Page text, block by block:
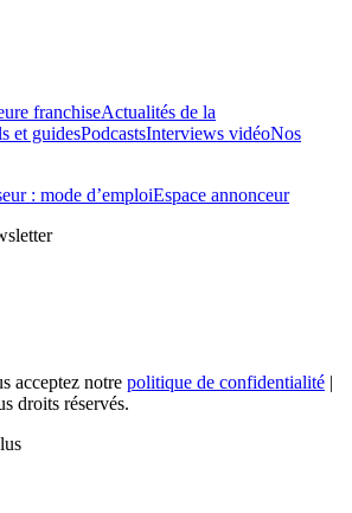
franchiseActualités de la
et guidesPodcastsInterviews vidéoNos
: mode d’emploiEspace annonceur
acceptez notre politique de confidentialité |
droits réservés.